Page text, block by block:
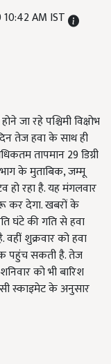
AM IST
जा रहे पश्चिमी विक्षोभ
तेज हवा के साथ ही
तापमान 29 डिग्री
के मुताबिक, जम्मू
हो रहा है. यह मंगलवार
कर देगा. खबरों के
घंटे की गति से हवा
वहीं शुक्रवार को हवा
पहुंच सकती है. तेज
को भी बारिश
स्काइमेट के अनुसार